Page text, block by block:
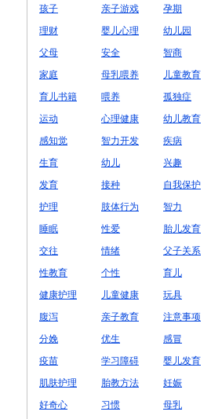
孩子
亲子游戏
孕期
理财
婴儿心理
幼儿园
父母
安全
智商
家庭
母乳喂养
儿童教育
育儿书籍
喂养
孤独症
运动
心理健康
幼儿教育
感知觉
智力开发
疾病
生育
幼儿
兴趣
发育
接种
自我保护
护理
肢体行为
智力
睡眠
性爱
胎儿发育
交往
情绪
父子关系
性教育
个性
育儿
健康护理
儿童健康
玩具
腹泻
亲子教育
注意事项
分娩
优生
感冒
疫苗
学习障碍
婴儿发育
肌肤护理
胎教方法
妊娠
好奇心
习惯
母乳